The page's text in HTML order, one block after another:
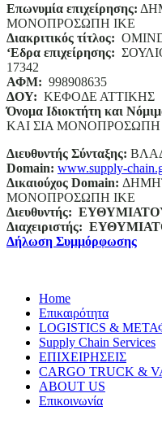
Επωνυμία επιχείρησης:
ΜΟΝΟΠΡΟΣΩΠΗ ΙΚΕ
Διακριτικός τίτλος:
‘Eδρα επιχείρησης:
17342
ΑΦΜ: 998908635
ΔΟΥ: ΚΕΦΟΔΕ ΑΤΤΙΚΗΣ
Όνομα Ιδιοκτήτη και
ΚΑΙ ΣΙΑ ΜΟΝΟΠΡΟΣΩΠΗ
Διευθυντής Σύνταξης:
Domain: www.supply-
Δικαιούχος Domain:
ΜΟΝΟΠΡΟΣΩΠΗ ΙΚΕ
Διευθυντής:
Διαχειριστής:
Δήλωση Συμμόρφωσης
Home
Επικαιρότητα
LOGISTICS &
Supply Chain Services
ΕΠΙΧΕΙΡΗΣΕΙΣ
CARGO TRUCK &
ABOUT US
Επικοινωνία